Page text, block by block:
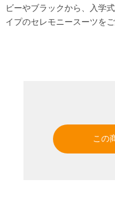
ビーやブラックから、入学
イプのセレモニースーツをご
この